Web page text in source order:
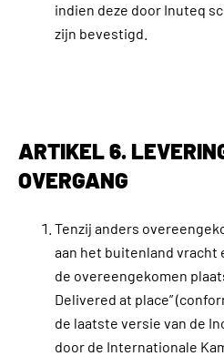
indien deze door Inuteq
zijn bevestigd.
ARTIKEL 6.
OVERGANG
Tenzij anders
aan het buitenland vracht
de overeengekomen
Delivered at place”
de laatste versie van de
door de Internationale